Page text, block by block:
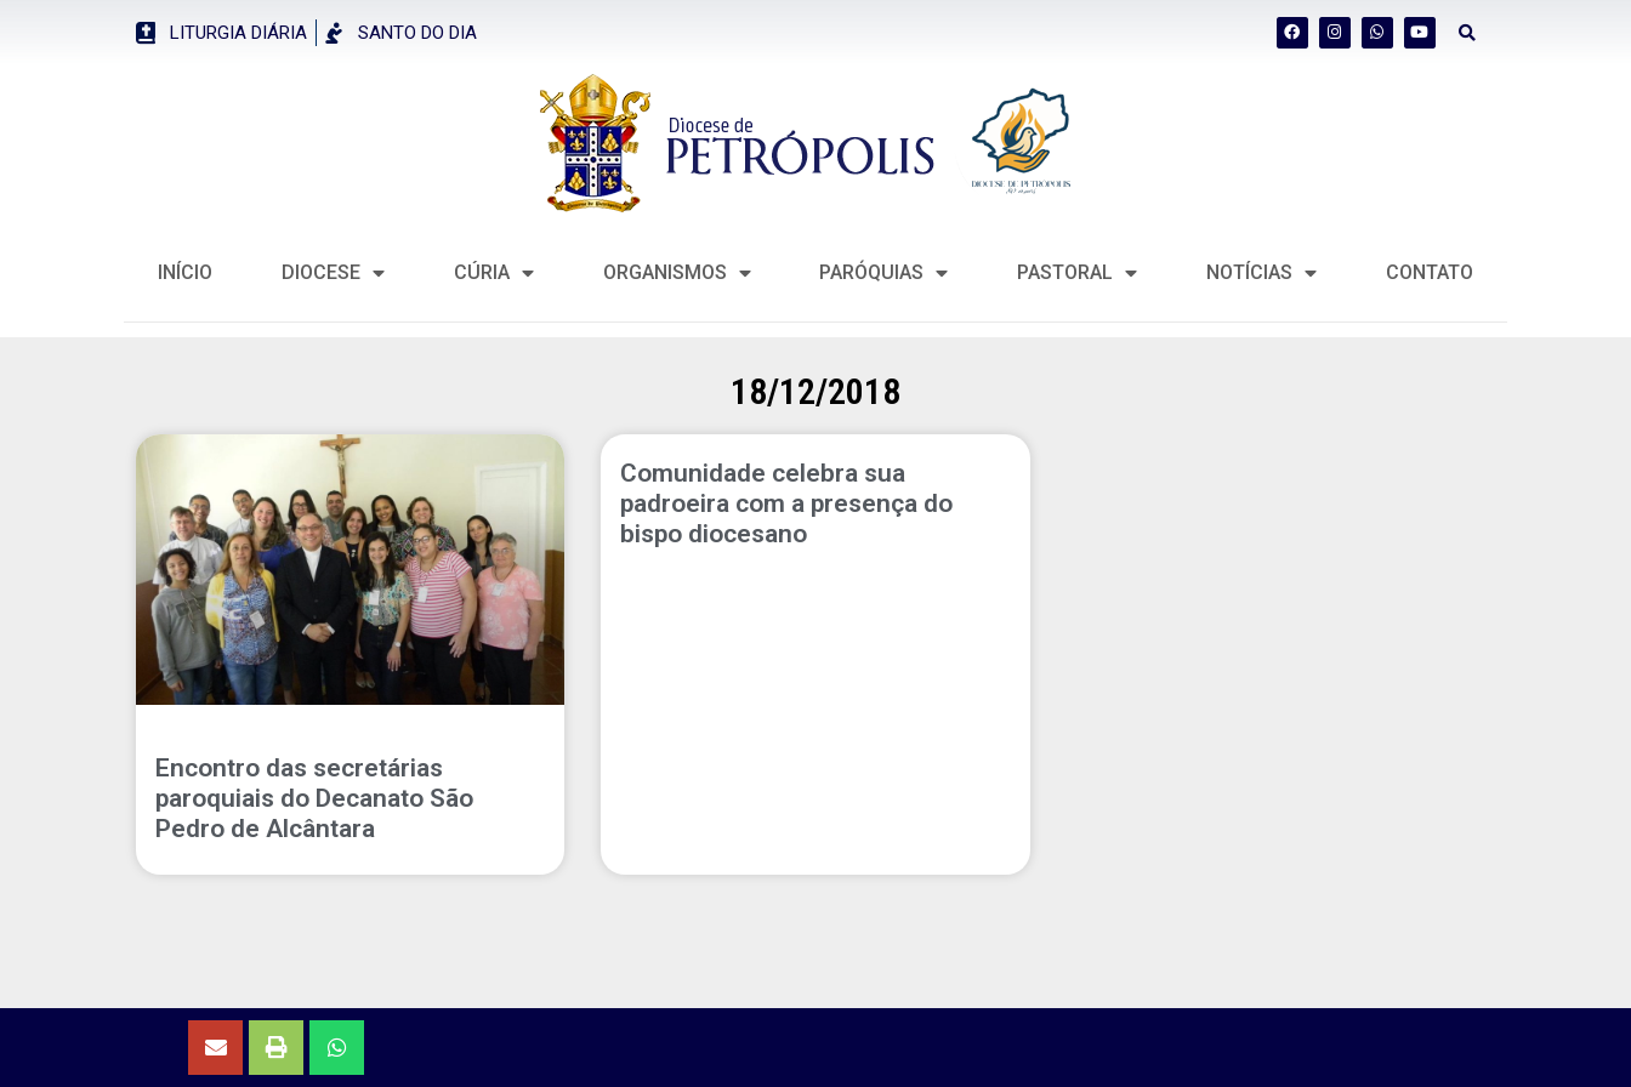
LITURGIA DIÁRIA SANTO DO DIA
INÍCIO DIOCESE CÚRIA ORGANISMOS PARÓQUIAS PASTORAL NOTÍCIAS CONTATO
18/12/2018
Encontro das secretárias
paroquiais do Decanato São
Pedro de Alcântara
Comunidade celebra sua
padroeira com a presença do
bispo diocesano